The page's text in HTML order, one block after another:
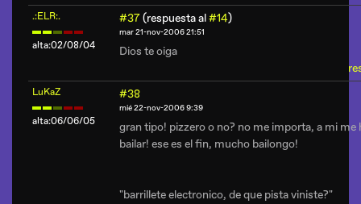
.:ELR:.
alta:02/08/04
#37(respuesta al#14)
mar 21-nov-2006 21:51
Dios te oiga
LuKaZ
alta:06/06/05
#38
mié 22-nov-2006 9:39
gran tipo! pizzero o no? no me importa, a mi me
bailar! ese es el fin, mucho bailongo!
"barrillete electronico, de que pista viniste?"